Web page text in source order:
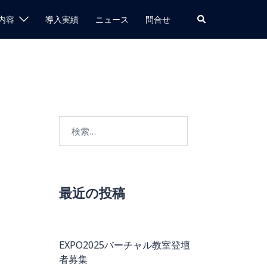
容 導入実績 ニュース 問合せ 検
索
最近の投稿
EXPO2025バーチャル教室登壇
者募集